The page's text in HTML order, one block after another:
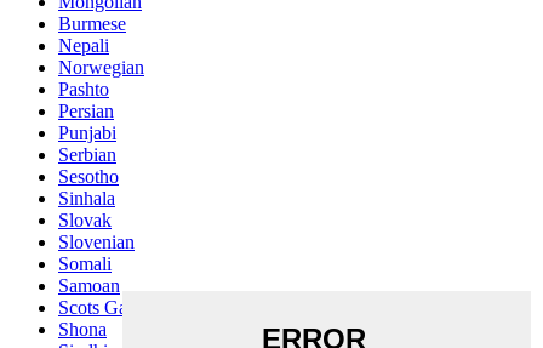
Burmese
Nepali
Norwegian
Pashto
Persian
Punjabi
Serbian
Sesotho
Sinhala
Slovak
Slovenian
Somali
Samoan
Scots Gaelic
Shona